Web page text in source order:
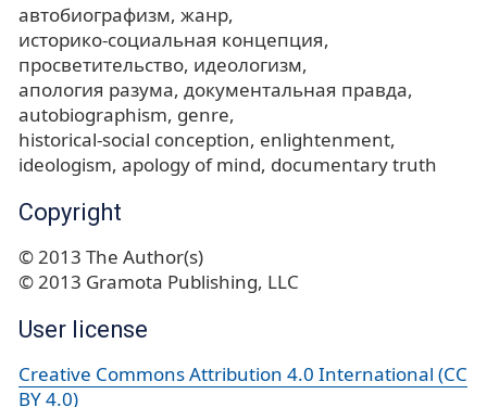
автобиографизм жанр
историко-социальная концепция
просветительство идеологизм
апология разума документальная правда
autobiographism genre
historical-social conception enlightenment
ideologism apology of mind documentary truth
Copyright
© 2013 The Author(s)
© 2013 Gramota Publishing, LLC
User license
Creative Commons Attribution 4.0 International (CC
BY 4.0)